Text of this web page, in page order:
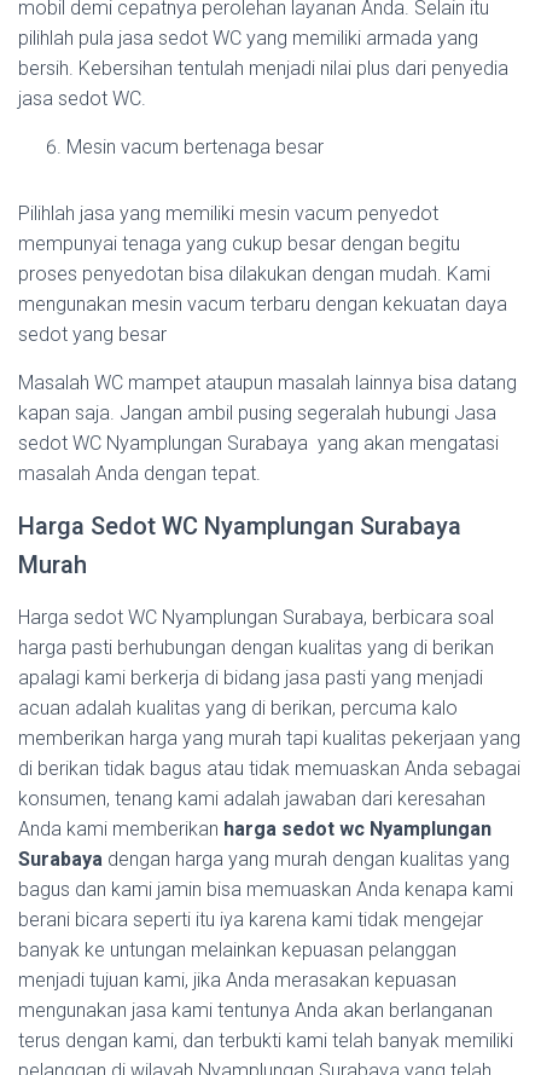
mobil demi cepatnya perolehan layanan Anda. Selain itu
pilihlah pula jasa sedot WC yang memiliki armada yang
bersih. Kebersihan tentulah menjadi nilai plus dari penyedia
jasa sedot WC.
Mesin vacum bertenaga besar
Pilihlah jasa yang memiliki mesin vacum penyedot
mempunyai tenaga yang cukup besar dengan begitu
proses penyedotan bisa dilakukan dengan mudah. Kami
mengunakan mesin vacum terbaru dengan kekuatan daya
sedot yang besar
Masalah WC mampet ataupun masalah lainnya bisa datang
kapan saja. Jangan ambil pusing segeralah hubungi Jasa
sedot WC Nyamplungan Surabaya yang akan mengatasi
masalah Anda dengan tepat.
Harga Sedot WC Nyamplungan Surabaya
Murah
Harga sedot WC Nyamplungan Surabaya, berbicara soal
harga pasti berhubungan dengan kualitas yang di berikan
apalagi kami berkerja di bidang jasa pasti yang menjadi
acuan adalah kualitas yang di berikan, percuma kalo
memberikan harga yang murah tapi kualitas pekerjaan yang
di berikan tidak bagus atau tidak memuaskan Anda sebagai
konsumen, tenang kami adalah jawaban dari keresahan
Anda kami memberikan harga sedot wc Nyamplungan
Surabaya dengan harga yang murah dengan kualitas yang
bagus dan kami jamin bisa memuaskan Anda kenapa kami
berani bicara seperti itu iya karena kami tidak mengejar
banyak ke untungan melainkan kepuasan pelanggan
menjadi tujuan kami, jika Anda merasakan kepuasan
mengunakan jasa kami tentunya Anda akan berlanganan
terus dengan kami, dan terbukti kami telah banyak memiliki